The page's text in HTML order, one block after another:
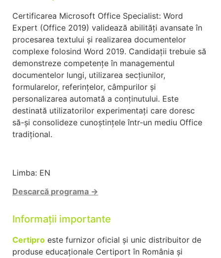
Certificarea Microsoft Office Specialist: Word
Expert (Office 2019) validează abilități avansate în
procesarea textului și realizarea documentelor
complexe folosind Word 2019. Candidații trebuie să
demonstreze competențe în managementul
documentelor lungi, utilizarea secțiunilor,
formularelor, referințelor, câmpurilor și
personalizarea automată a conținutului. Este
destinată utilizatorilor experimentați care doresc
să-și consolideze cunoștințele într-un mediu Office
tradițional.
Limba: EN
Descarcă programa →
Informații importante
Certipro este furnizor oficial și unic distribuitor de
produse educaționale Certiport în România și